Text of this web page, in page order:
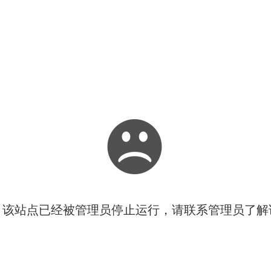
站点已经被管理员停止运行，请联系管理员了